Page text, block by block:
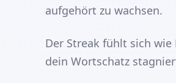
aufgehört zu wachsen.
Der Streak fühlt sich
dein Wortschatz